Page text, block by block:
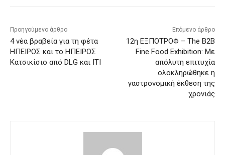
Προηγούμενο άρθρο
4 νέα βραβεία για τη φέτα
ΗΠΕΙΡΟΣ και το ΗΠΕΙΡΟΣ
Κατσικίσιο από DLG και ITI
Επόμενο άρθρο
12η ΕΞΠΟΤΡΟΦ – The B2B
Fine Food Exhibition: Με
απόλυτη επιτυχία
ολοκληρώθηκε η
γαστρονομική έκθεση της
χρονιάς